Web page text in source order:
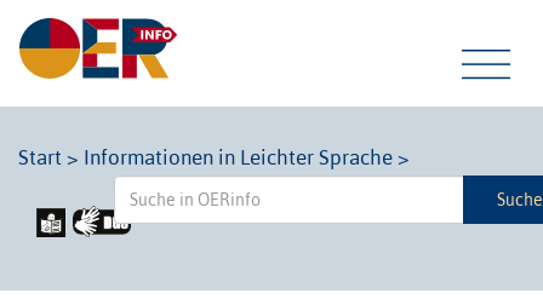
Start > Informationen in Leichter Sprache >